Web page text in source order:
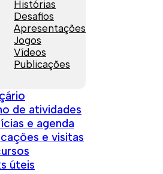
Histórias
Desafios
Apresentações
Jogos
Vídeos
Publicações
de atividades
e agenda
e visitas
úteis